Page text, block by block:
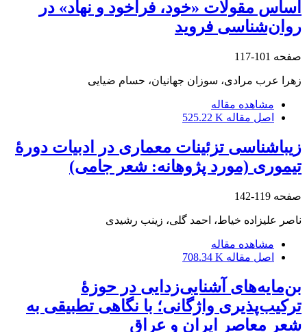
اساس مقولات «خود، فراخود و نهاد» در
روان‌شناسی فروید
صفحه 101-117
زهرا عرب مرادی، سوزان جهانیان، حسام ضیایی
مشاهده مقاله
اصل مقاله 525.22 K
زیباشناسی تزئینات معماری در ادبیات دورۀ
تیموری (مورد پژوهانه: شعر جامی)
صفحه 119-142
ناصر علیزاده خیاط، احمد گلی، زینب رشیدی
مشاهده مقاله
اصل مقاله 708.34 K
بن‌مایه‌های آشنایی‌زدایی در حوزۀ
ترکیب‌پذیری واژگانی؛ با نگاهی تطبیقی به
شعر معاصر ایران و عراق